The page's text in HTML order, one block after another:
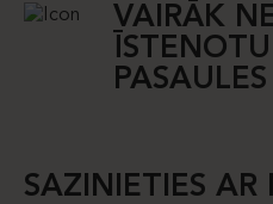
VAIRĀK
SAZINIETIES AR